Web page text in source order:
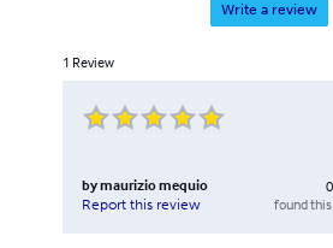
Write a review
1 Review
bymaurizio mequio
Report this review
0
found